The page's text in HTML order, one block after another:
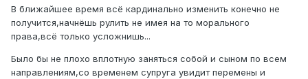
В ближайшее время всё кардинально изменить конечно не
получится,начнёшь рулить не имея на то морального
права,всё только усложнишь...
Было бы не плохо вплотную заняться собой и сыном по всем
направлениям,со временем супруга увидит перемены и